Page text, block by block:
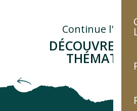
Dégustation de vins régionaux
Dégustation de vins régionaux
Exposition : "Autrement voir"
Exposition peinture à l'huile
Marché des producteurs
Ateliers de dégustation de
Marché gourmand champêtre -
Continue
DÉCOUVRE
Emblématique du